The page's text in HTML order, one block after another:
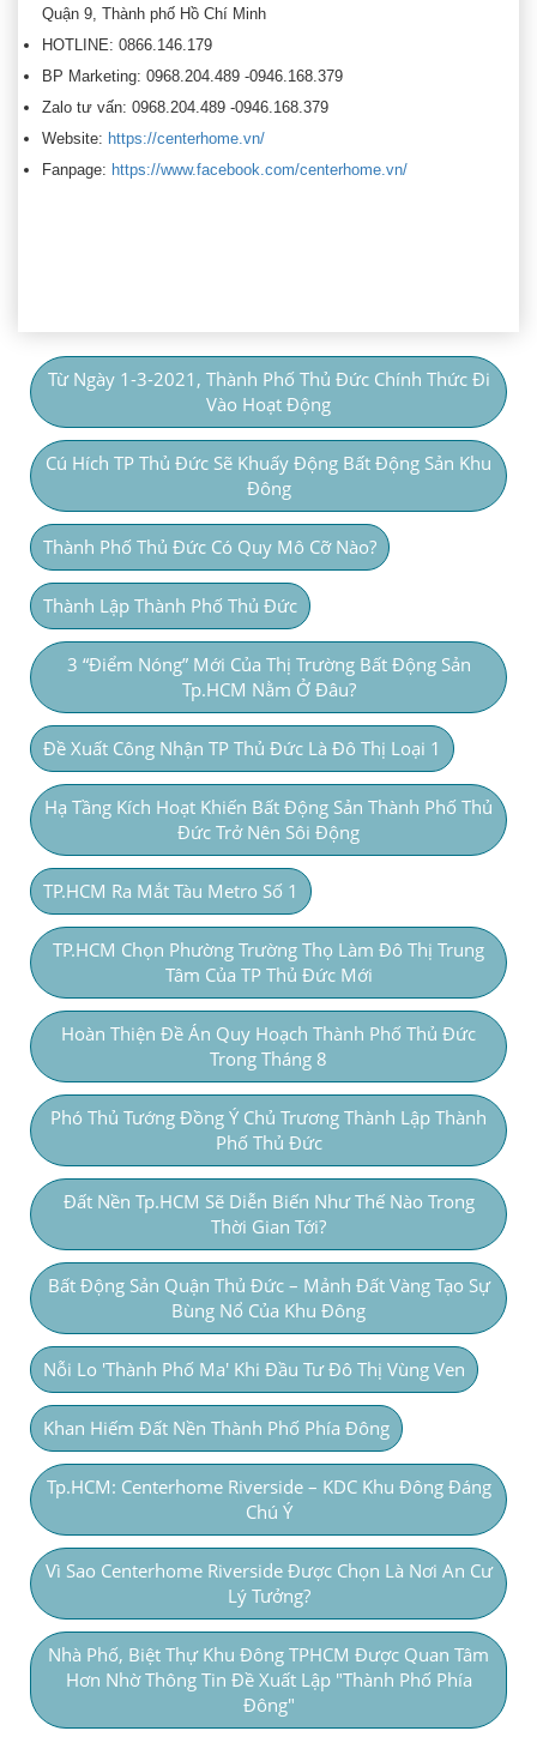
Quận 9, Thành phố Hồ Chí Minh
HOTLINE: 0866.146.179
BP Marketing: 0968.204.489 -0946.168.379
Zalo tư vấn: 0968.204.489 -0946.168.379
Website: https://centerhome.vn/
Fanpage: https://www.facebook.com/centerhome.vn/
Từ Ngày 1-3-2021, Thành Phố Thủ Đức Chính Thức Đi
Vào Hoạt Động
Cú Hích TP Thủ Đức Sẽ Khuấy Động Bất Động Sản Khu
Đông
Thành Phố Thủ Đức Có Quy Mô Cỡ Nào?
Thành Lập Thành Phố Thủ Đức
3 “điểm Nóng” Mới Của Thị Trường Bất Động Sản
Tp.HCM Nằm Ở Đâu?
Đề Xuất Công Nhận TP Thủ Đức Là Đô Thị Loại 1
Hạ Tầng Kích Hoạt Khiến Bất Động Sản Thành Phố Thủ
Đức Trở Nên Sôi Động
TP.HCM Ra Mắt Tàu Metro Số 1
TP.HCM Chọn Phường Trường Thọ Làm Đô Thị Trung
Tâm Của TP Thủ Đức Mới
Hoàn Thiện Đề Án Quy Hoạch Thành Phố Thủ Đức
Trong Tháng 8
Phó Thủ Tướng Đồng Ý Chủ Trương Thành Lập Thành
Phố Thủ Đức
Đất Nền Tp.HCM Sẽ Diễn Biến Như Thế Nào Trong
Thời Gian Tới?
Bất Động Sản Quận Thủ Đức – Mảnh Đất Vàng Tạo Sự
Bùng Nổ Của Khu Đông
Nỗi Lo 'thành Phố Ma' Khi Đầu Tư Đô Thị Vùng Ven
Khan Hiếm Đất Nền Thành Phố Phía Đông
Tp.HCM: Centerhome Riverside – KDC Khu Đông Đáng
Chú Ý
Vì Sao Centerhome Riverside Được Chọn Là Nơi An Cư
Lý Tưởng?
Nhà Phố, Biệt Thự Khu Đông TPHCM Được Quan Tâm
Hơn Nhờ Thông Tin Đề Xuất Lập "thành Phố Phía
Đông"